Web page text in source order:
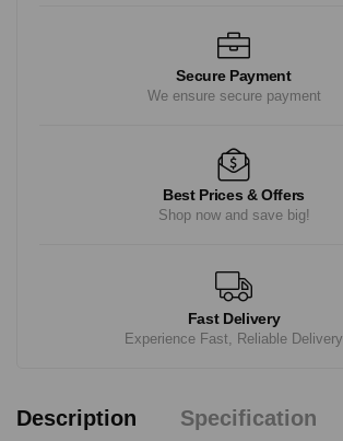
Secure Payment
We ensure secure payment
Best Prices & Offers
Shop now and save big!
Fast Delivery
Experience Fast, Reliable Delivery
Description Specification